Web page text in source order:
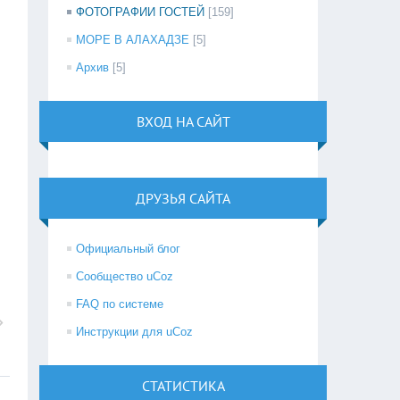
ФОТОГРАФИИ ГОСТЕЙ [159]
МОРЕ В АЛАХАДЗЕ [5]
Архив [5]
ВХОД НА САЙТ
ДРУЗЬЯ САЙТА
Официальный блог
Сообщество uCoz
FAQ по системе
Инструкции для uCoz
СТАТИСТИКА